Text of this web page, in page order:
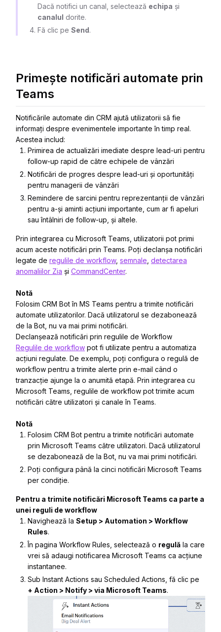
Dacă notifici un canal, selectează echipa și
canalul dorite.
Fă clic pe Send.
Primește notificări automate prin
Teams
Notificările automate din CRM ajută utilizatorii să fie
informați despre evenimentele importante în timp real.
Acestea includ:
Primirea de actualizări imediate despre lead-uri pentru
follow-up rapid de către echipele de vânzări
Notificări de progres despre lead-uri și oportunități
pentru managerii de vânzări
Remindere de sarcini pentru reprezentanții de vânzări
pentru a-și aminti acțiuni importante, cum ar fi apeluri
sau întâlniri de follow-up, și altele.
Prin integrarea cu Microsoft Teams, utilizatorii pot primi
acum aceste notificări prin Teams. Poți declanșa notificări
legate de regulile de workflow, semnale detectarea
anomaliilor Zia și CommandCenter.
Notă
Folosim CRM Bot în MS Teams pentru a trimite notificări
automate utilizatorilor. Dacă utilizatorul se dezabonează
de la Bot, nu va mai primi notificări.
Declanșează notificări prin regulile de Workflow
Regulile de workflow pot fi utilizate pentru a automatiza
acțiuni regulate. De exemplu, poți configura o regulă de
workflow pentru a trimite alerte prin e-mail când o
tranzacție ajunge la o anumită etapă. Prin integrarea cu
Microsoft Teams, regulile de workflow pot trimite acum
notificări către utilizatori și canale în Teams.
Notă
Folosim CRM Bot pentru a trimite notificări automate
prin Microsoft Teams către utilizatori. Dacă utilizatorul
se dezabonează de la Bot, nu va mai primi notificări.
Poți configura până la cinci notificări Microsoft Teams
per condiție.
Pentru a trimite notificări Microsoft Teams ca parte a
unei reguli de workflow
Navighează la Setup > Automation > Workflow
Rules.
În pagina Workflow Rules , selectează o regulă la care
vrei să adaugi notificarea Microsoft Teams ca acțiune
instantanee.
Sub Instant Actions sau Scheduled Actions , fă clic pe
+ Action > Notify > via Microsoft Teams.